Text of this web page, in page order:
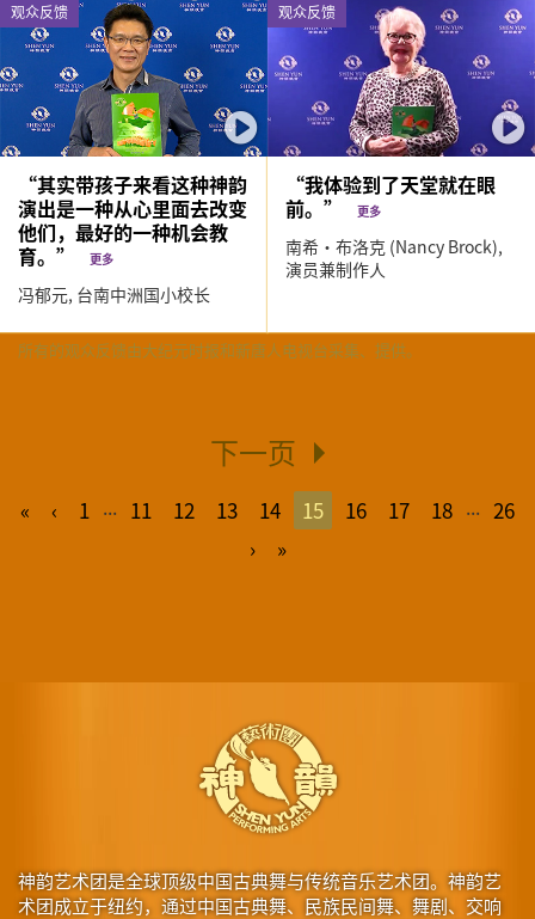
观众反馈
“其实带孩子来看这种神韵
演出是一种从心里面去改变
他们，最好的一种机会教
育。”
更多
冯郁元, 台南中洲国小校长
观众反馈
“我体验到了天堂就在眼
前。”更多
南希‧布洛克 (Nancy Brock),
演员兼制作人
所有的观众反馈由大纪元时报和新唐人电视台采集、提供。
下一页
« ‹ 1 ... 11 12 13 14 15 16 17 18 ... 26
›
»
神韵艺术团是全球顶级中国古典舞与传统音乐艺术团。神韵艺
术团成立于纽约，通过中国古典舞、民族民间舞、舞剧、交响